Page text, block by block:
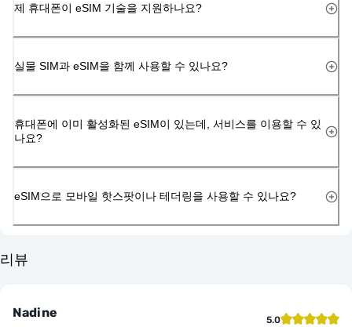
제 휴대폰이 eSIM 기술을 지원하나요?
실물 SIM과 eSIM을 함께 사용할 수 있나요?
휴대폰에 이미 활성화된 eSIM이 있는데, 서비스를 이용할 수 있
나요?
eSIM으로 모바일 핫스팟이나 테더링을 사용할 수 있나요?
리뷰
Nadine 5.0